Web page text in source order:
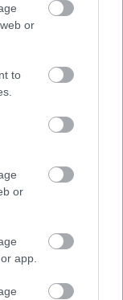
or
to
or
app.
radiátory, aby